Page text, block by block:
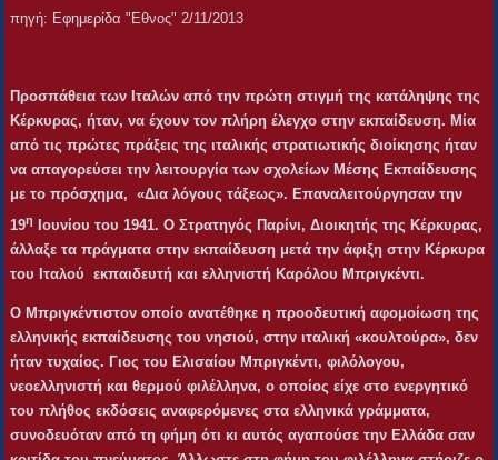
πηγή: Εφημερίδα "Εθνος" 2/11/2013
Προσπάθεια των Ιταλών από την πρώτη στιγμή της κατάληψης της
Κέρκυρας, ήταν, να έχουν τον πλήρη έλεγχο στην εκπαίδευση. Μία
από τις πρώτες πράξεις της ιταλικής στρατιωτικής διοίκησης ήταν
να απαγορεύσει την λειτουργία των σχολείων Μέσης Εκπαίδευσης
με το πρόσχημα, «Δια λόγους τάξεως». Επαναλειτούργησαν την
19η
Ιουνίου του 1941. Ο Στρατηγός Παρίνι, Διοικητής της Κέρκυρας,
άλλαξε τα πράγματα στην εκπαίδευση μετά την άφιξη στην Κέρκυρα
του Ιταλού εκπαιδευτή και ελληνιστή Καρόλου Μπριγκέντι.
Ο Μπριγκέντιστον οποίο ανατέθηκε η προοδευτική αφομοίωση της
ελληνικής εκπαίδευσης του νησιού, στην ιταλική «κουλτούρα», δεν
ήταν τυχαίος. Γιος του Ελισαίου Μπριγκέντι, φιλόλογου,
νεοελληνιστή και θερμού φιλέλληνα, ο οποίος είχε στο ενεργητικό
του πλήθος εκδόσεις αναφερόμενες στα ελληνικά γράμματα,
συνοδευόταν από τη φήμη ότι κι αυτός αγαπούσε την Ελλάδα σαν